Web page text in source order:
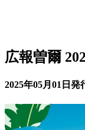
広報曽爾
2025年05月01日発